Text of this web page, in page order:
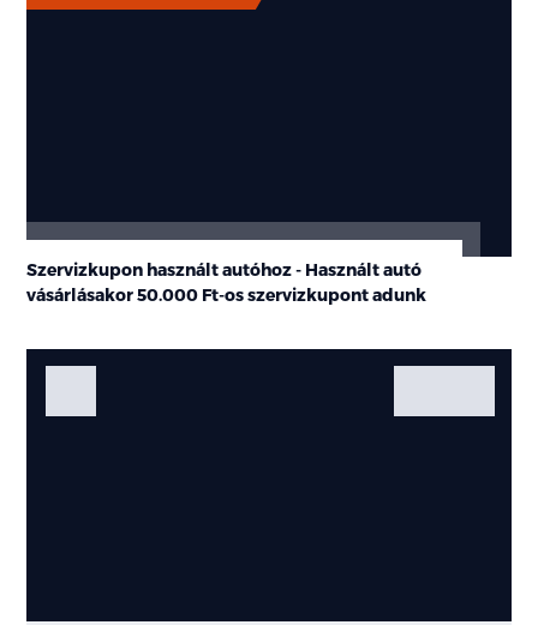
Szervizkupon használt autóhoz - Használt autó
vásárlásakor50.000 Ft-osszervizkupont adunk
Galéria
Fotók